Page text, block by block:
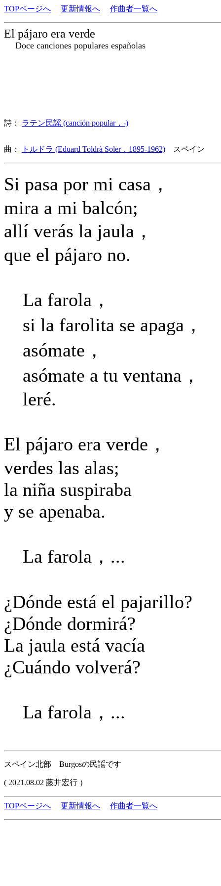
TOPページへ 更新情報へ 作曲者一覧へ
El pájaro era verde
Doce canciones populares españolas
詩： ラテン民謡 (canción popular，-)
曲： トルドラ (Eduard Toldrà Soler，1895-1962) スペイン 歌
Si pasa por mi casa，
mira a mi balcón;
allí verás la jaula，
que el pájaro no.
La farola，
si la farolita se apaga，
asómate，
asómate a tu ventana，
leré.
El pájaro era verde，
verdes las alas;
la niña suspiraba
y se apenaba.
La farola，...
¿Dónde está el pajarillo?
¿Dónde dormirá?
La jaula está vacía
¿Cuándo volverá?
La farola，...
スペイン北部 Burgosの民謡です
( 2021.08.02 藤井宏行 ）
TOPページへ 更新情報へ 作曲者一覧へ